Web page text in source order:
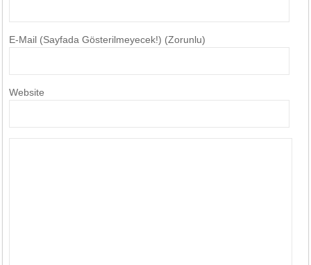
E-Mail (Sayfada Gösterilmeyecek!) (Zorunlu)
Website